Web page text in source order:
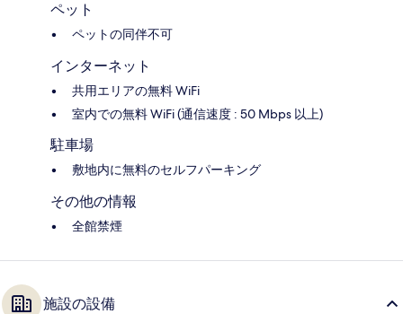
ペット
ペットの同伴不可
インターネット
共用エリアの無料 WiFi
室内での無料 WiFi (通信速度 : 50 Mbps 以上)
駐車場
敷地内に無料のセルフパーキング
その他の情報
全館禁煙
施設の設備